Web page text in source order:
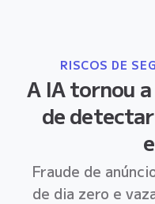
RISCOS DE
A IA tornou
de
Fraude de
de dia zero e